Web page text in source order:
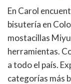
En Carol
bisutería en
mostacillas
herramientas.
a todo el país.
categorías más